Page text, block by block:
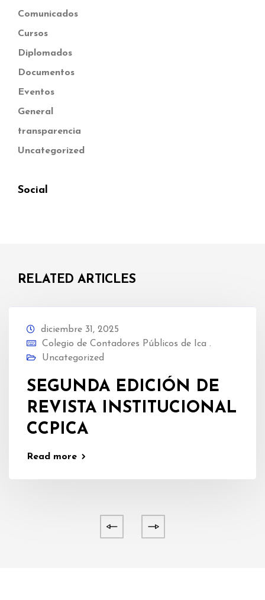
Comunicados
Cursos
Diplomados
Documentos
Eventos
General
transparencia
Uncategorized
Social
RELATED ARTICLES
diciembre 31, 2025
Colegio de Contadores Públicos de Ica .
Uncategorized
SEGUNDA EDICIÓN DE
REVISTA INSTITUCIONAL
CCPICA
Read more